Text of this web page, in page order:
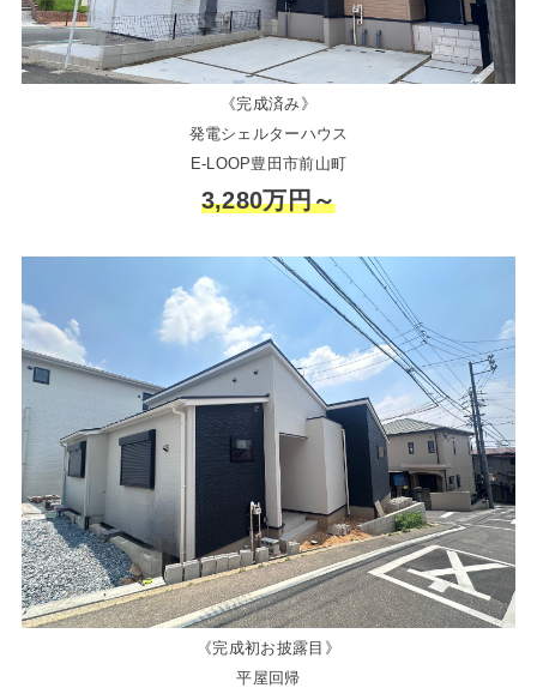
《完成済み》
発電シェルターハウス
E-LOOP豊田市前山町
3,280万円～
《完成初お披露目》
平屋回帰